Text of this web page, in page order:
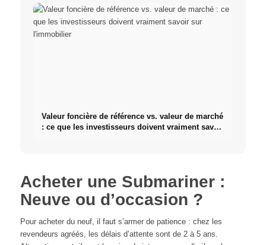
Valeur foncière de référence vs. valeur de marché
: ce que les investisseurs doivent vraiment savoir
Acheter une Submariner :
Neuve ou d’occasion ?
Pour acheter du neuf, il faut s’armer de patience : chez les
revendeurs agréés, les délais d’attente sont de 2 à 5 ans.